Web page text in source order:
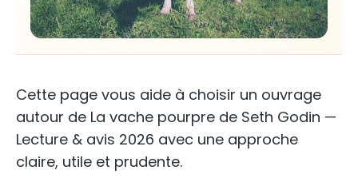
Cette page vous aide à choisir un ouvrage
autour de La vache pourpre de Seth Godin —
Lecture & avis 2026 avec une approche
claire, utile et prudente.